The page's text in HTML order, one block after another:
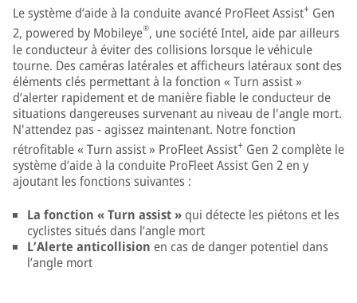
Le système d’aide à la conduite avancé ProFleet Assist+ Gen
2, powered by Mobileye®, une société Intel, aide par ailleurs
le conducteur à éviter des collisions lorsque le véhicule
tourne. Des caméras latérales et afficheurs latéraux sont des
éléments clés permettant à la fonction « Turn assist »
d’alerter rapidement et de manière fiable le conducteur de
situations dangereuses survenant au niveau de l'angle mort.
N'attendez pas - agissez maintenant. Notre fonction
rétrofitable « Turn assist » ProFleet Assist+ Gen 2 complète le
système d’aide à la conduite ProFleet Assist Gen 2 en y
ajoutant les fonctions suivantes :
La fonction « Turn assist »qui détecte les piétons et les
cyclistes situés dans l’angle mort
L’Alerte anticollision en cas de danger potentiel dans
l’angle mort